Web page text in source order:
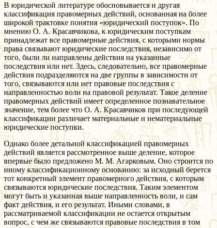
В юридической литературе обосновывается и другая
классификация правомерных действий, основанная на более
широкой трактовке понятия «юридический поступок». По
мнению О. А. Красавчикова, к юридическим поступкам
принадлежат все правомерные действия, с которыми нормы
права связывают юридические последствия, независимо от
того, были ли направлены действия на указанные
последствия или нет. Здесь, следовательно, все правомерные
действия подразделяются на две группы в зависимости от
того, связываются или нет правовые последствия с
направленностью воли на правовой результат. Такое деление
правомерных действий имеет определенное познавательное
значение, тем более что О. А. Красавчиков при последующей
классификации различает материальные и нематериальные
юридические поступки.
Однако более детальной классификацией правомерных
действий является рассмотренное выше деление, которое
впервые было предложено М. М. Агарковым. Оно строится по
иному классификационному основанию: за исходный берется
тот конкретный элемент правомерного действия, с которым
связываются юридические последствия. Таким элементом
могут быть и указанная выше направленность воли, и сам
факт действия, и его результат. Иными словами, в
рассматриваемой классификации не остается открытым
вопрос, с чем же связываются правовые последствия в том